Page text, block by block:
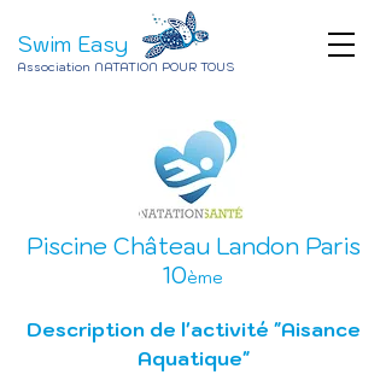
Swim Easy
Association NATATION POUR TOUS
Piscine Château Landon Paris
10ème
Description de l'activité "Aisance
Aquatique"